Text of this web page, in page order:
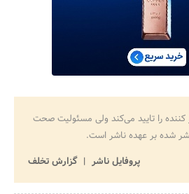
را تایید می‌کند ولی مسئولیت صحت
شده بر عهده ناشر است.
پروفایل ناشر
گزارش تخلف